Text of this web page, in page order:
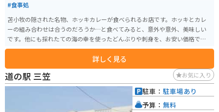
#食事処
苫小牧の隠された名物、ホッキカレーが食べられるお店です。ホッキとカレ
ーの組み合わせは合うのだろうか…と食べてみると、意外や意外、美味しい
です。他にも採れたての海の幸を使ったどんぶりや刺身を、お安い価格で食
べられます。とても混雑しているお店ですが、並んでも食べたいと思う味で
詳しく見る
道の駅 三笠 お気に入り
駐車： 駐車場あり
予算： 無料